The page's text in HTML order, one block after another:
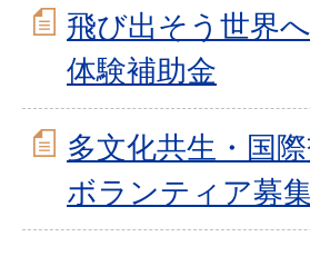
飛び出そう世界
体験補助金
多文化共生・国
ボランティア募